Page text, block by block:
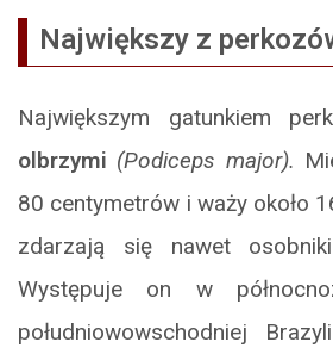
Największy z
Największym gatunkiem
olbrzymi (Podiceps major).
80 centymetrów i waży około
zdarzają się nawet
Występuje on w
południowowschodniej